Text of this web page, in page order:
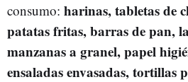
consumo: harinas, tabletas de
patatas fritas, barras de pan,
manzanas a granel, papel
ensaladas envasadas, tortillas